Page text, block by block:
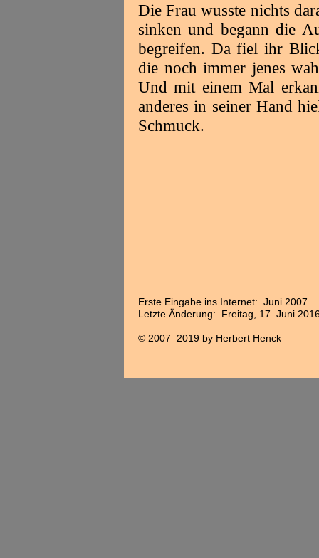
Die Frau wusste nichts
sinken und begann die
begreifen. Da fiel ihr
die noch immer jenes
Und mit einem Mal
anderes in seiner Hand
Schmuck.
Erste Eingabe ins Internet: Juni 2007
Letzte Änderung: Freitag, 17. Juni
© 2007–2019 by Herbert Henck